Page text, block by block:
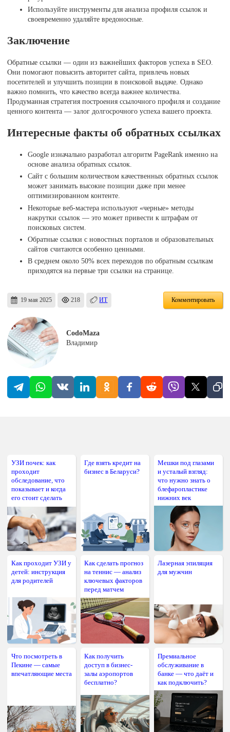
Используйте инструменты для анализа профиля ссылок и
своевременно удаляйте вредоносные.
Заключение
Обратные ссылки — один из важнейших факторов успеха в SEO.
Они помогают повысить авторитет сайта, привлечь новых
посетителей и улучшить позиции в поисковой выдаче. Однако
важно помнить, что качество всегда важнее количества.
Продуманная стратегия построения ссылочного профиля и создание
ценного контента — залог долгосрочного успеха вашего проекта.
Интересные факты об обратных ссылках
Google изначально разработал алгоритм PageRank именно на
основе анализа обратных ссылок.
Сайт с большим количеством качественных обратных ссылок
может занимать высокие позиции даже при менее
оптимизированном контенте.
Некоторые веб-мастера используют «черные» методы
накрутки ссылок — это может привести к штрафам от
поисковых систем.
Обратные ссылки с новостных порталов и образовательных
сайтов считаются особенно ценными.
В среднем около 50% всех переходов по обратным ссылкам
приходятся на первые три ссылки на странице.
19 мая 2025 218 ИТ Комментировать
CodoMaza
Владимир
УЗИ почек: как
проходит
обследование, что
показывает и когда
его стоит сделать
Где взять кредит на
бизнес в Беларуси?
Мешки под глазами
и усталый взгляд:
что нужно знать о
блефаропластике
нижних век
Как проходит УЗИ у
детей: инструкция
для родителей
Как сделать прогноз
на теннис — анализ
ключевых факторов
перед матчем
Лазерная эпиляция
для мужчин
Что посмотреть в
Пекине — самые
впечатляющие места
Как получить
доступ в бизнес-
залы аэропортов
бесплатно?
Премиальное
обслуживание в
банке — что даёт и
как подключить?